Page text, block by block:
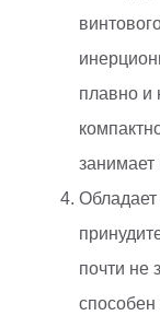
плавно и
почти не